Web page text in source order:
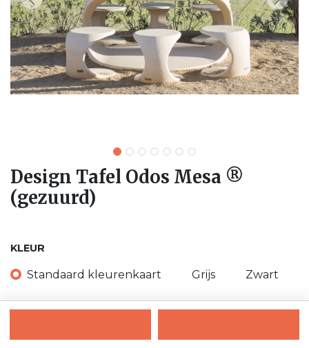
Design Tafel Odos Mesa ®
(gezuurd)
KLEUR
Standaard kleurenkaart Grijs Zwart
Wit Beige